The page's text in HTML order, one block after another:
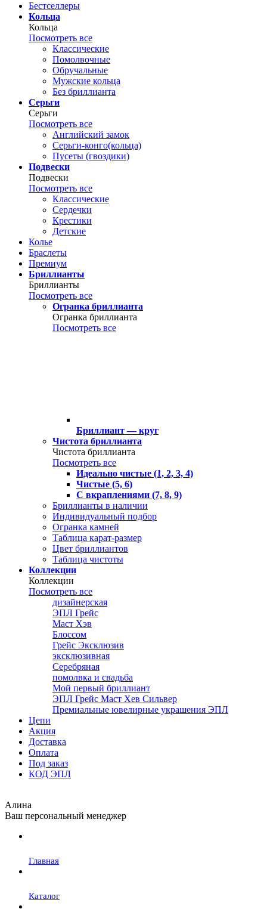
Бестселлеры
Кольца
Кольца
Посмотреть все
Классические
Помолвочные
Обручальные
Мужские кольца
Без бриллианта
Серьги
Серьги
Посмотреть все
Английский замок
Серьги-конго(кольца)
Пусеты (гвоздики)
Подвески
Подвески
Посмотреть все
Классические
Сердечки
Крестики
Детские
Колье
Браслеты
Премиум
Бриллианты
Бриллианты
Посмотреть все
Огранка бриллианта
Огранка бриллианта
Посмотреть все
Бриллиант — круг
Чистота бриллианта
Чистота бриллианта
Посмотреть все
Идеально чистые (1, 2, 3, 4)
Чистые (5, 6)
С вкраплениями (7, 8, 9)
Бриллианты в наличии
Индивидуальный подбор
Огранка камней
Таблица карат-размер
Цвет бриллиантов
Таблица чистоты
Коллекции
Коллекции
Посмотреть все
дизайнерская
ЭПЛ Грейс
Маст Хэв
Блоссом
Грейс Эксклюзив
эксклюзивная
Серебряная
помолвка и свадьба
Мой первый бриллиант
ЭПЛ Грейс Маст Хев Сильвер
Премиальные ювелирные украшения ЭПЛ
Цепи
Акция
Доставка
Оплата
Под заказ
КОД ЭПЛ
Алина
Ваш персональный менеджер
Главная
Каталог